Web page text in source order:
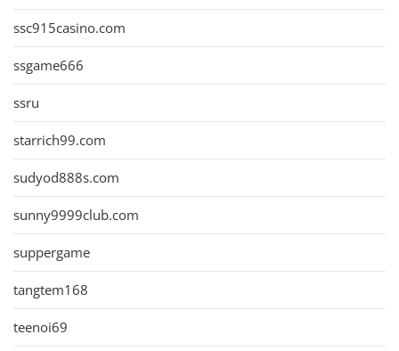
ssc915casino.com
ssgame666
ssru
starrich99.com
sudyod888s.com
sunny9999club.com
suppergame
tangtem168
teenoi69